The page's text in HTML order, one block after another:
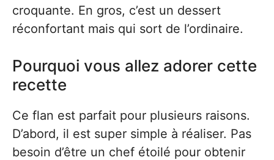
croquante. En gros, c’est un dessert
réconfortant mais qui sort de l’ordinaire.
Pourquoi vous allez adorer cette
recette
Ce flan est parfait pour plusieurs raisons.
D’abord, il est super simple à réaliser. Pas
besoin d’être un chef étoilé pour obtenir